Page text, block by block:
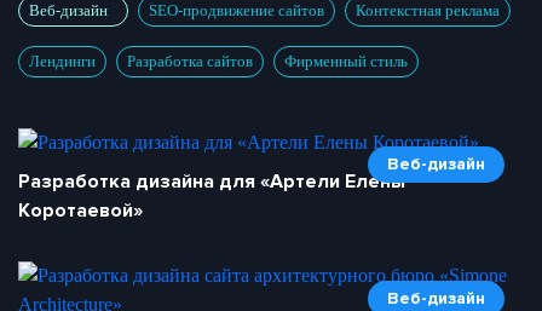
Веб-дизайн SEO-продвижение сайтов Контекстная реклама
Лендинги Разработка сайтов Фирменный стиль
Веб-дизайн
Разработка дизайна для «Артели Елены
Коротаевой»
Веб-дизайн